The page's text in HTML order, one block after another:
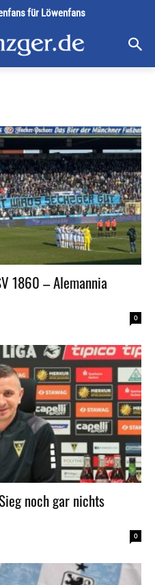
für Löwenfans
1860 – Alemannia
0
noch gar nichts
0